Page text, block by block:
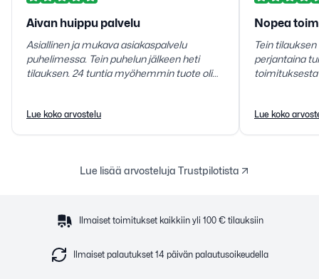
Aivan huippu palvelu
Asiallinen ja mukava asiakaspalvelu
puhelimessa. Tein puhelun jälkeen heti
tilauksen. 24 tuntia myöhemmin tuote oli
teidän toimintaanne.
Lue koko arvostelu
Nopea
Tein
perjantaina
toimituksesta
Lue koko
Lue lisää arvosteluja Trustpilotista
Ilmaiset toimitukset kaikkiin yli 100 € tilauksiin
Ilmaiset palautukset 14 päivän palautusoikeudella